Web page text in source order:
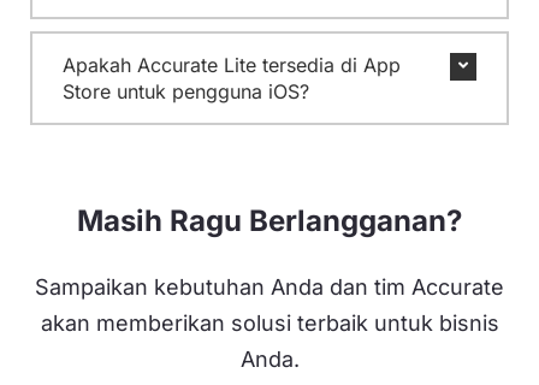
Apakah Accurate Lite tersedia di App
Store untuk pengguna iOS?
Masih Ragu Berlangganan?
Sampaikan kebutuhan Anda dan tim Accurate
akan memberikan solusi terbaik untuk bisnis
Anda.